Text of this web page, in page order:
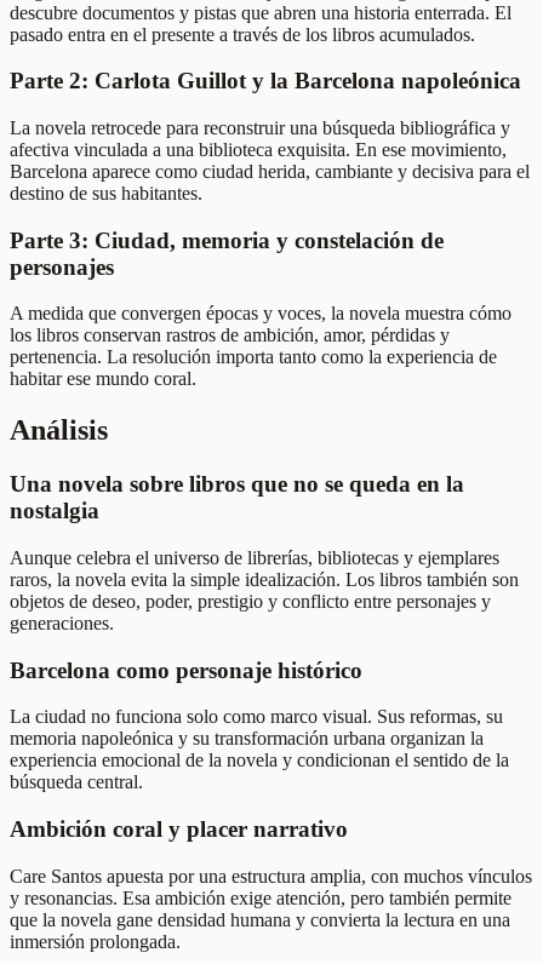
descubre documentos y pistas que abren una historia enterrada. El
pasado entra en el presente a través de los libros acumulados.
Parte 2: Carlota Guillot y la Barcelona napoleónica
La novela retrocede para reconstruir una búsqueda bibliográfica y
afectiva vinculada a una biblioteca exquisita. En ese movimiento,
Barcelona aparece como ciudad herida, cambiante y decisiva para el
destino de sus habitantes.
Parte 3: Ciudad, memoria y constelación de
personajes
A medida que convergen épocas y voces, la novela muestra cómo
los libros conservan rastros de ambición, amor, pérdidas y
pertenencia. La resolución importa tanto como la experiencia de
habitar ese mundo coral.
Análisis
Una novela sobre libros que no se queda en la
nostalgia
Aunque celebra el universo de librerías, bibliotecas y ejemplares
raros, la novela evita la simple idealización. Los libros también son
objetos de deseo, poder, prestigio y conflicto entre personajes y
generaciones.
Barcelona como personaje histórico
La ciudad no funciona solo como marco visual. Sus reformas, su
memoria napoleónica y su transformación urbana organizan la
experiencia emocional de la novela y condicionan el sentido de la
búsqueda central.
Ambición coral y placer narrativo
Care Santos apuesta por una estructura amplia, con muchos vínculos
y resonancias. Esa ambición exige atención, pero también permite
que la novela gane densidad humana y convierta la lectura en una
inmersión prolongada.